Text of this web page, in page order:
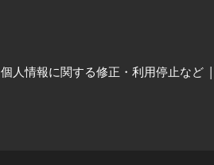
個人情報に関する修正・利用停止など